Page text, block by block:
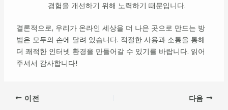
경험을 개선하기 위해 노력하기 때문입니다.
결론적으로, 우리가 온라인 세상을 더 나은 곳으로 만드는 방
법은 모두의 손에 달려 있습니다. 적절한 사용과 소통을 통해
더 쾌적한 인터넷 환경을 만들어갈 수 있기를 바랍니다. 읽어
주셔서 감사합니다!
이전 다음